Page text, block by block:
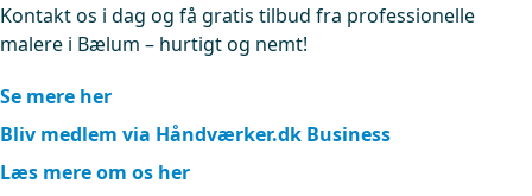
Kontakt os i dag og få gratis tilbud fra professionelle
malere i Bælum – hurtigt og nemt!
Se mere her
Bliv medlem via Håndværker.dk Business
Læs mere om os her